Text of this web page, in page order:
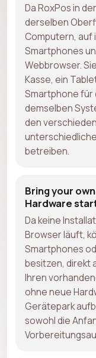
Da RoxPos in
derselben
Computern, auf
Smartphones
Webbrowser.
Kasse, ein
Smartphone für
demselben
den
betreiben.
Bring your
Hardware
Da keine
Browser läuft,
Smartphones
besitzen, direkt
Ihren
ohne neue
Gerätepark
sowohl die